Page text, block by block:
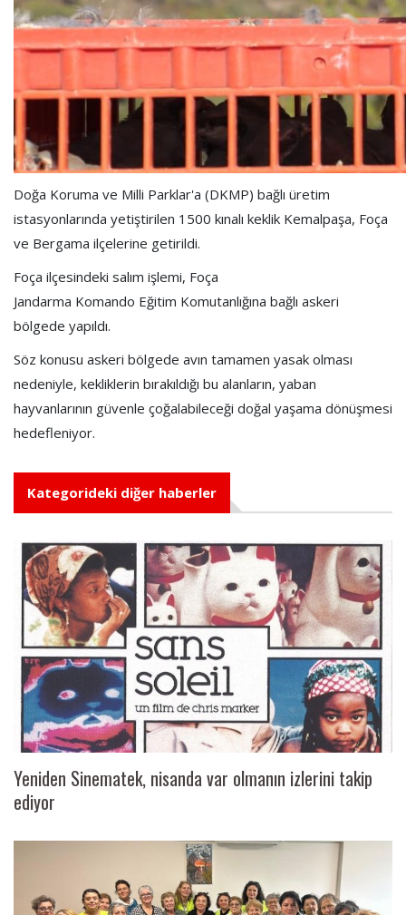
Doğa Koruma ve Milli Parklar'a (DKMP) bağlı üretim
istasyonlarında yetiştirilen 1500 kınalı keklik Kemalpaşa, Foça
ve Bergama ilçelerine getirildi.
Foça ilçesindeki salım işlemi, Foça
Jandarma Komando Eğitim Komutanlığına bağlı askeri
bölgede yapıldı.
Söz konusu askeri bölgede avın tamamen yasak olması
nedeniyle, kekliklerin bırakıldığı bu alanların, yaban
hayvanlarının güvenle çoğalabileceği doğal yaşama dönüşmesi
hedefleniyor.
Kategorideki diğer haberler
Yeniden Sinematek, nisanda var olmanın izlerini takip
ediyor